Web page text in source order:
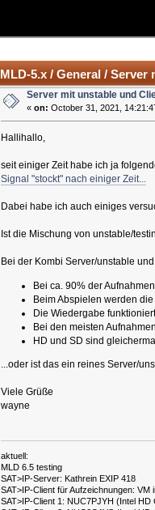
MLD-5.x / General /
Server mit unstable und
« on: October 31, 2021,
Hallihallo,
seit einiger Zeit habe ich ja
Signal "stockt" nach einiger Zeit...
Dabei habe ich auch einiges
Ist die Mischung von unstable/
Bei der Kombi Server/unstable
Bei ca. 90% der
Beim Abspielen werden
Die Wiedergabe
Bei den meisten
HD und SD sind
...oder ist das ein reines Server/
Viele Grüße
wayne
aktuell:
MLD 6.5 testing
SAT>IP-Server: Kathrein EXIP 418
SAT>IP-Client für Aufzeichnungen:
SAT>IP-Client 1: NUC7PJYH (Intel HD